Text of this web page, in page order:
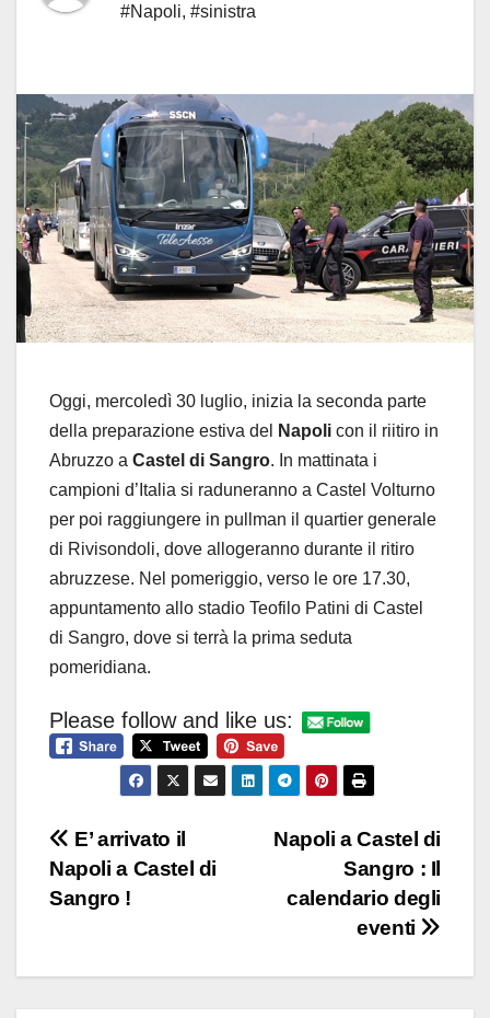
#Napoli, #sinistra
Oggi, mercoledì 30 luglio, inizia la seconda parte
della preparazione estiva del
Napoli con il riitiro in
Abruzzo a Castel di Sangro. In mattinata i
campioni d’Italia si raduneranno a Castel Volturno
per poi raggiungere in pullman il quartier generale
di Rivisondoli, dove allogeranno durante il ritiro
abruzzese. Nel pomeriggio, verso le ore 17.30,
appuntamento allo stadio Teofilo Patini di Castel
di Sangro, dove si terrà la prima seduta
pomeridiana.
Please follow and like us:
Navigazione
articoli
Napoli a Castel di
Sangro : Il
calendario degli
eventi
E’ arrivato il
Napoli a Castel di
Sangro !